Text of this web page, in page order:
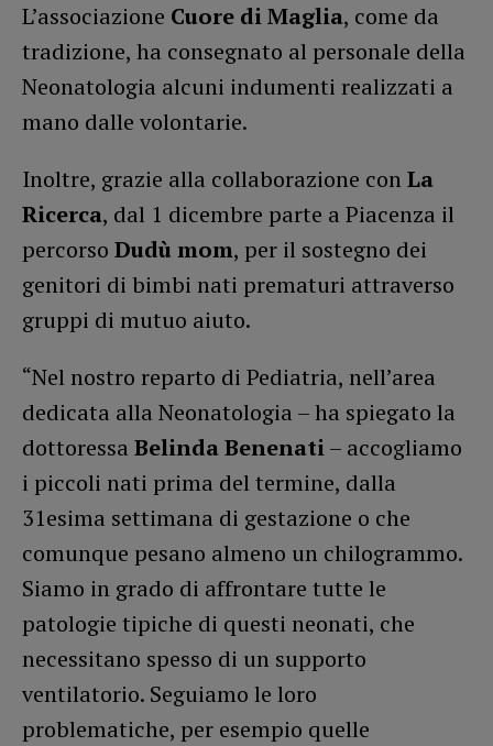
L’associazione Cuore di Maglia, come da
tradizione, ha consegnato al personale della
Neonatologia alcuni indumenti realizzati a
mano dalle volontarie.
Inoltre, grazie alla collaborazione conLa
Ricerca, dal 1 dicembre parte a Piacenza il
percorso Dudù mom, per il sostegno dei
genitori di bimbi nati prematuri attraverso
gruppi di mutuo aiuto.
“Nel nostro reparto di Pediatria, nell’area
dedicata alla Neonatologia – ha spiegato la
dottoressa Belinda Benenati– accogliamo
i piccoli nati prima del termine, dalla
31esima settimana di gestazione o che
comunque pesano almeno un chilogrammo.
Siamo in grado di affrontare tutte le
patologie tipiche di questi neonati, che
necessitano spesso di un supporto
ventilatorio. Seguiamo le loro
problematiche, per esempio quelle